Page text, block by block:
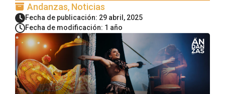
Andanzas Noticias
Fecha de publicación: 29 abril, 2025
Fecha de modificación: 1 año